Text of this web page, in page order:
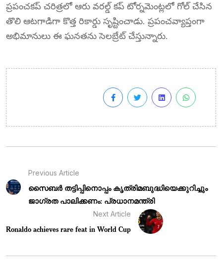
ప్రపంచకప్ చరిత్రలో ఆరు వరల్డ్ కప్ టోర్నమెంట్లలో గోల్ చేసిన
తొలి ఆటగాడిగా కొత్త రికార్డు సృష్టించాడు. ప్రపంచవ్యాప్తంగా
అభిమానులు ఈ ఘనతను సెలబ్రేట్ చేస్తున్నారు.
Previous Article
സൈബർ തട്ടിപ്പിനൊപ്പം കൃത്രിമബുദ്ധിയെക്കുറിച്ചും
ജാഗ്രത പാലിക്കണം: പ്രധാനമന്ത്രി
Next Article
Ronaldo achieves rare feat in World Cup